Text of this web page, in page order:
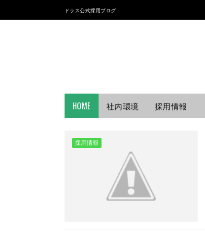
ドラス公式採用ブログ
HOME 社内環境 採用情報
採用情報